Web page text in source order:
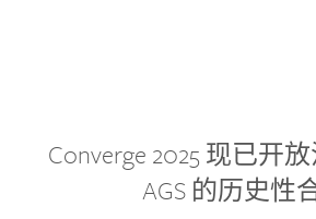
Converge 2025 现已开
AGS 的历史性